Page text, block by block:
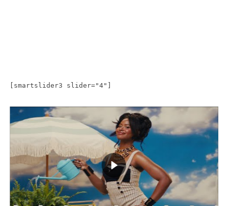
[smartslider3 slider="4"]